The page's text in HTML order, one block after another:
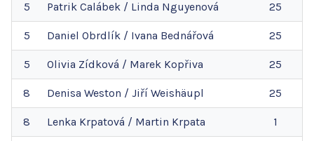
5 Patrik Calábek / Linda Nguyenová 25
5 Daniel Obrdlík / Ivana Bednářová 25
5 Olivia Zídková / Marek Kopřiva 25
8 Denisa Weston / Jiří Weishäupl 25
8 Lenka Krpatová / Martin Krpata 1